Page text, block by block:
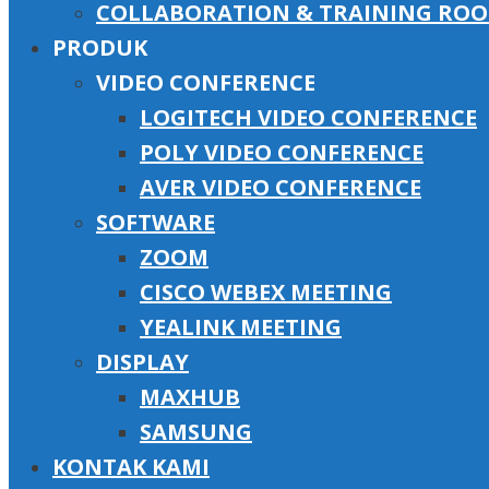
COLLABORATION & TRAINING
PRODUK
VIDEO CONFERENCE
LOGITECH VIDEO CONFERENCE
POLY VIDEO CONFERENCE
AVER VIDEO CONFERENCE
SOFTWARE
ZOOM
CISCO WEBEX MEETING
YEALINK MEETING
DISPLAY
MAXHUB
SAMSUNG
KONTAK KAMI